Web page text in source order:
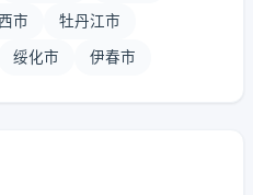
市 牡丹江市
绥化市 伊春市